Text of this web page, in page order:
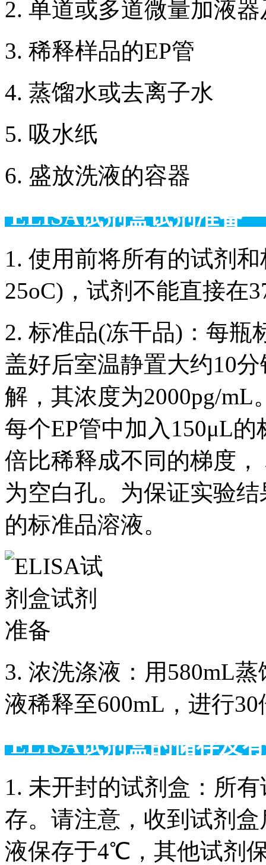
2. 单道或多道微量加液
3. 稀释样品的EP管
4. 蒸馏水或去离子水
5. 吸水纸
6. 盛放洗液的容器
ELISA试剂盒试剂准备
1. 使用前将所有的试剂
25oC)，试剂不能直接在
2. 标准品(冻干品)：每瓶
盖好后室温静置大约10
解，其浓度为2000pg/mL
每个EP管中加入150μL
倍比稀释成不同的梯度
为空白孔。为保证实验
的标准品溶液。
3. 浓洗涤液：用580mL
液稀释至600mL，进行
ELISA试剂盒的储存
1. 未开封的试剂盒：所
存。请注意，收到试剂
液保存于4℃，其他试剂